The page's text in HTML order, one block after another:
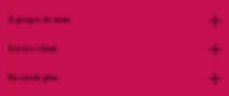
À propos de nous
Service client
En savoir plus